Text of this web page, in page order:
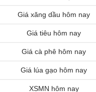
Giá xăng dầu hôm nay
Giá tiêu hôm nay
Giá cà phê hôm nay
Giá lúa gạo hôm nay
XSMN hôm nay